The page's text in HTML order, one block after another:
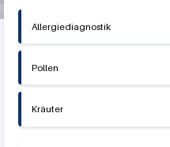
Allergiediagnostik
Pollen
Kräuter